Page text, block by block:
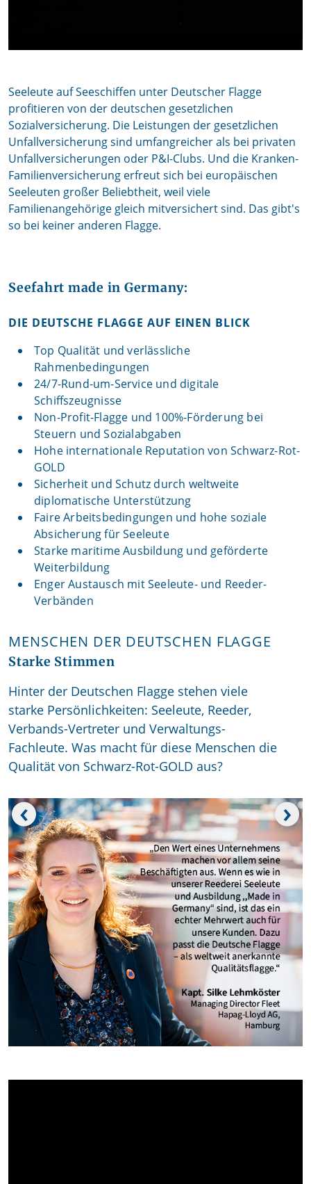
Seeleute auf Seeschiffen unter Deutscher Flagge
profitieren von der deutschen gesetzlichen
Sozialversicherung. Die Leistungen der gesetzlichen
Unfallversicherung sind umfangreicher als bei privaten
Unfallversicherungen oder P&I-Clubs. Und die Kranken-
Familienversicherung erfreut sich bei europäischen
Seeleuten großer Beliebtheit, weil viele
Familienangehörige gleich mitversichert sind. Das gibt's
so bei keiner anderen Flagge.
Seefahrt made in Germany:
DIE DEUTSCHE FLAGGE AUF EINEN BLICK
Top Qualität und verlässliche
Rahmenbedingungen
24/7-Rund-um-Service und digitale
Schiffszeugnisse
Non-Profit-Flagge und 100%-Förderung bei
Steuern und Sozialabgaben
Hohe internationale Reputation von Schwarz-Rot-
GOLD
Sicherheit und Schutz durch weltweite
diplomatische Unterstützung
Faire Arbeitsbedingungen und hohe soziale
Absicherung für Seeleute
Starke maritime Ausbildung und geförderte
Weiterbildung
Enger Austausch mit Seeleute- und Reeder-
Verbänden
MENSCHEN DER DEUTSCHEN FLAGGE
Starke Stimmen
Hinter der Deutschen Flagge stehen viele
starke Persönlichkeiten: Seeleute, Reeder,
Verbands-Vertreter und Verwaltungs-
Fachleute. Was macht für diese Menschen die
Qualität von Schwarz-Rot-GOLD aus?
‹ ›